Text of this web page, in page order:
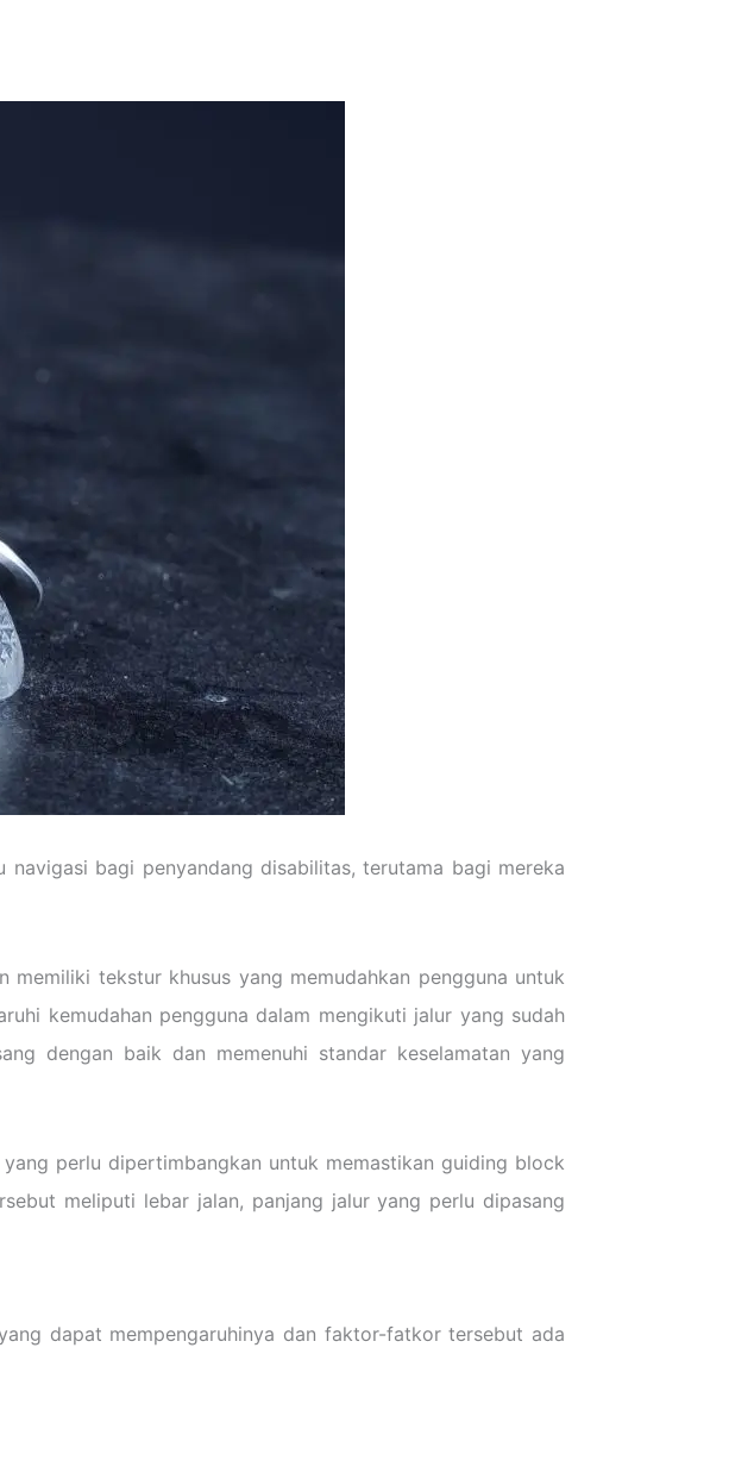
bagi penyandang disabilitas, terutama bagi mereka
tekstur khusus yang memudahkan pengguna untuk
kemudahan pengguna dalam mengikuti jalur yang sudah
dengan baik dan memenuhi standar keselamatan yang
perlu dipertimbangkan untuk memastikan guiding block
meliputi lebar jalan, panjang jalur yang perlu dipasang
dapat mempengaruhinya dan faktor-fatkor tersebut ada